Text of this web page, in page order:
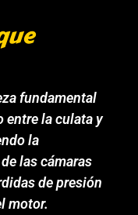
fundamental
entre la culata y
la
las cámaras
de presión
motor.